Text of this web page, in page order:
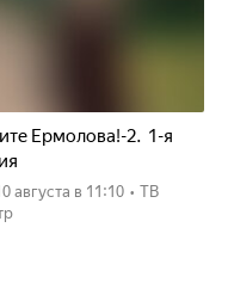
Ермолова!-2. 1-я
августа в 11:10 • ТВ